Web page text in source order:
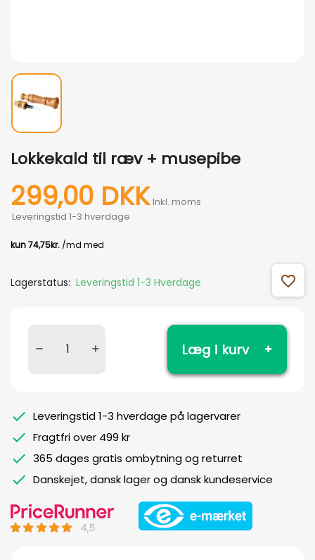
Lokkekald til ræv + musepibe
299,00 DKK Inkl. moms
Leveringstid 1-3 hverdage
Lagerstatus: Leveringstid 1-3 Hverdage favorite_outline
Læg i kurv
Leveringstid 1-3 hverdage på lagervarer
Fragtfri over 499 kr
365 dages gratis ombytning og returret
Danskejet, dansk lager og dansk kundeservice